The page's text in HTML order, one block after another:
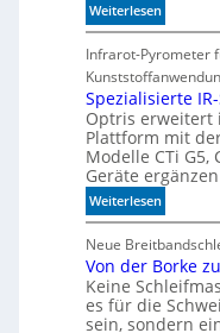
z
u
K
I
-
M
o
d
e
l
l
e
n
Weiterlesen:
S
i
c
h
e
r
l
a
n
d
e
n
Infrarot-Pyrometer
Spezialisierte
Optris erweitert
Plattform mit
Modelle CTi G5,
Geräte
Weiterlesen:
S
p
e
z
i
a
Neue
Von der Borke
Keine
es für die
sein, sondern